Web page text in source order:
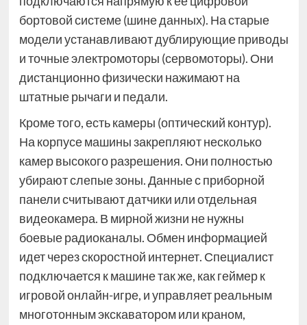
бортовой системе (шине данных). На старые
модели устанавливают дублирующие приводы
и точные электромоторы (сервомоторы). Они
дистанционно физически нажимают на
штатные рычаги и педали.
Кроме того, есть камеры (оптический контур).
На корпусе машины закрепляют несколько
камер высокого разрешения. Они полностью
убирают слепые зоны. Данные с приборной
панели считывают датчики или отдельная
видеокамера. В мирной жизни не нужны
боевые радиоканалы. Обмен информацией
идет через скоростной интернет. Специалист
подключается к машине так же, как геймер к
игровой онлайн-игре, и управляет реальным
многотонным экскаватором или краном,